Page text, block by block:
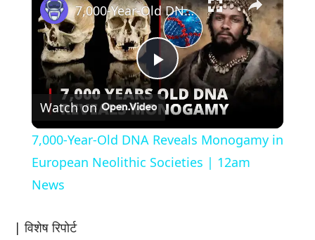
Play
Video
7,000-Year-Old DNA Reveals Monogamy in European Neolithic Societies | 12am News
Watch on
7,000-Year-Old DNA Reveals Monogamy in
European Neolithic Societies | 12am
News
| विशेष रिपोर्ट